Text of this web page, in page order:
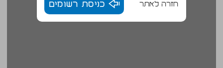
חזרה לאתר כניסת רשומים